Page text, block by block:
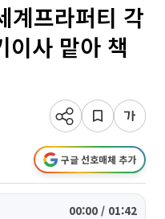
계프라퍼티 각
사 맡아 책
구글 선호매체 추가
00:00 / 01:42